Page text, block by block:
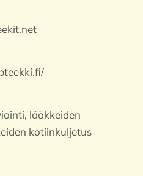
lääkkeiden
kotiinkuljetus